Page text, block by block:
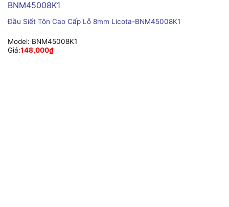
Đầu Siết Tôn Cao Cấp Lỗ 8mm Licota-BNM45008K1
Model: BNM45008K1
Giá:148,000₫